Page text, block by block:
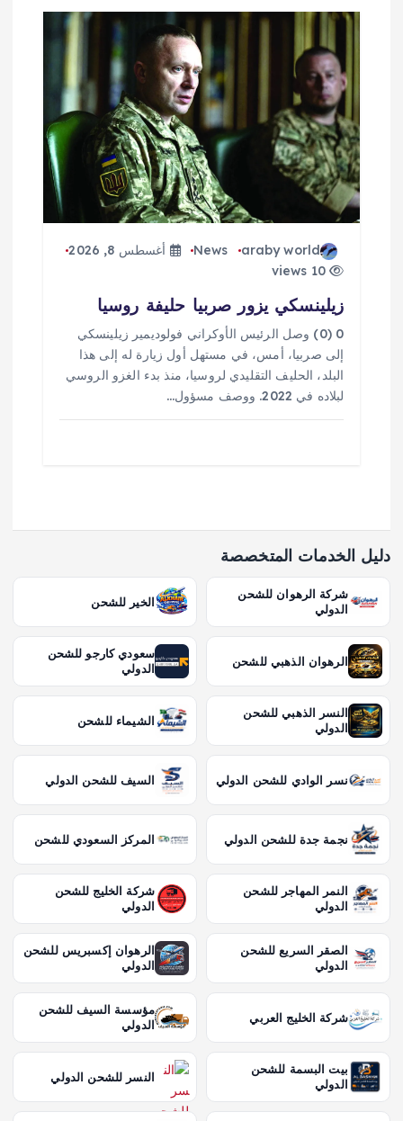
araby world
News
أغسطس 8, 2026
10 views
زيلينسكي يزور صربيا حليفة روسيا
0 (0) وصل الرئيس الأوكراني فولوديمير زيلينسكي
إلى صربيا، أمس، في مستهل أول زيارة له إلى هذا
البلد، الحليف التقليدي لروسيا، منذ بدء الغزو الروسي
لبلاده في 2022. ووصف مسؤول…
دليل الخدمات المتخصصة
شركة الرهوان للشحن
الدولي
الخير للشحن
الرهوان الذهبي للشحن
سعودي كارجو للشحن
الدولي
النسر الذهبي للشحن
الدولي
الشيماء للشحن
نسر الوادي للشحن الدولي السيف للشحن الدولي
نجمة جدة للشحن الدولي المركز السعودي للشحن
النمر المهاجر للشحن
الدولي
شركة الخليج للشحن
الدولي
الصقر السريع للشحن
الدولي
الرهوان إكسبريس للشحن
الدولي
شركة الخليج العربي
مؤسسة السيف للشحن
الدولي
بيت البسمة للشحن
الدولي
النسر للشحن الدولي